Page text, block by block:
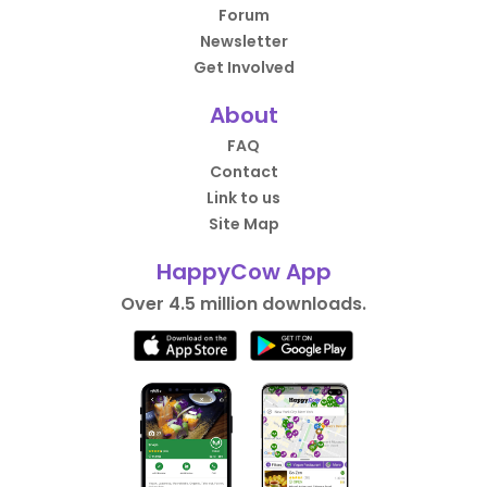
Forum
Newsletter
Get Involved
About
FAQ
Contact
Link to us
Site Map
HappyCow App
Over 4.5 million downloads.